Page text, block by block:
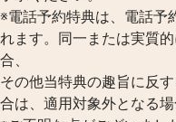
※電話予約特典は、電話予
れます。同一または実質
合、
その他当特典の趣旨に反
合は、適用対象外となる場